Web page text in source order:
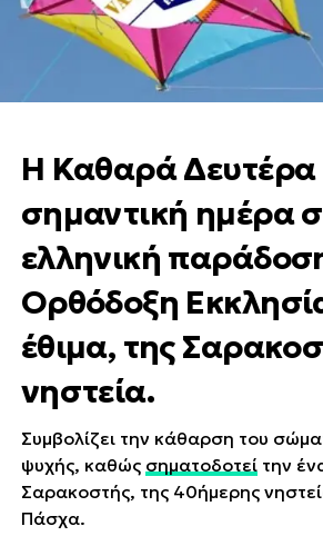
Η Καθαρά Δευτέρα
σημαντική ημέρα
ελληνική
Ορθόδοξη
έθιμα, της
νηστεία.
Συμβολίζει την κάθαρση του
ψυχής, καθώς σηματοδοτείτην
Σαρακοστής, της 40ήμερης
Πάσχα.